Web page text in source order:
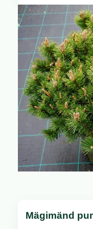
Mägimänd